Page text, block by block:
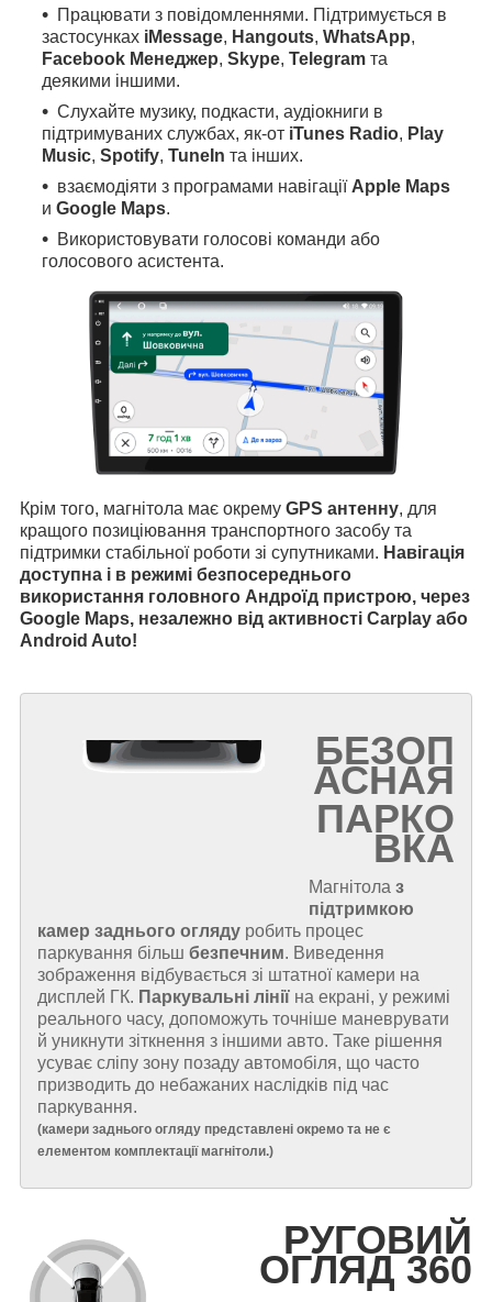
Працювати з повідомленнями. Підтримується в
застосунках iMessage, Hangouts, WhatsApp,
Facebook Менеджер, Skype, Telegram та
деякими іншими.
Слухайте музику, подкасти, аудіокниги в
підтримуваних службах, як-от iTunes Radio, Play
Music, Spotify, TuneIn та інших.
взаємодіяти з програмами навігації Apple Maps
и Google Maps.
Використовувати голосові команди або
голосового асистента.
Крім того, магнітола має окрему GPS антенну, для
кращого позиціювання транспортного засобу та
підтримки стабільної роботи зі супутниками. Навігація
доступна і в режимі безпосереднього
використання головного Андроїд пристрою, через
Google Maps, незалежно від активності Carplay або
Android Auto!
БЕЗОП
АСНАЯ
ПАРКО
ВКА
Магнітола з
підтримкою
камер заднього огляду робить процес
паркування більш безпечним. Виведення
зображення відбувається зі штатної камери на
дисплей ГК. Паркувальні лінії на екрані, у режимі
реального часу, допоможуть точніше маневрувати
й уникнути зіткнення з іншими авто. Таке рішення
усуває сліпу зону позаду автомобіля, що часто
призводить до небажаних наслідків під час
паркування.
(камери заднього огляду представлені окремо та не є
елементом комплектації магнітоли.)
РУГОВИЙ
ОГЛЯД 360